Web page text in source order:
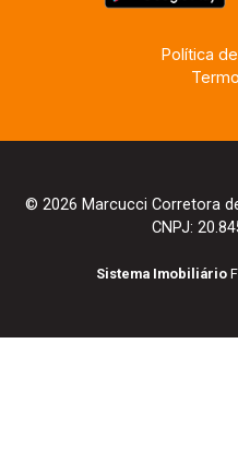
Política
© 2026 Marcucci Corretora
CNPJ:
Sistema Imobiliário